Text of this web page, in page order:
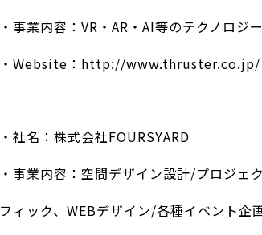
・事業内容：VR・AR・AI等のテクノロ
・Website： http://www.thruster.co.jp/
・社名：株式会社FOURSYARD
・事業内容：空間デザイン設計/プロジ
フィック、WEBデザイン/各種イベント企